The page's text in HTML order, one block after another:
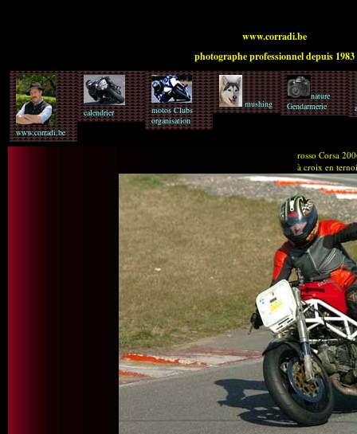
www.corradi.be
photographe professionnel depuis 1983
www.corradi.be
calendrier
motos Clubs
organisation
mushing
nature
Gendarmerie
rosso Corsa
à croix en